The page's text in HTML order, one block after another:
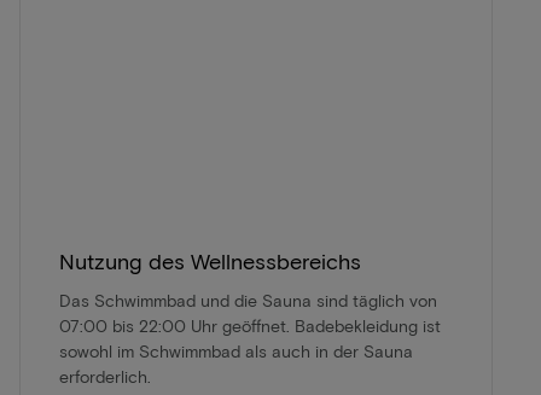
Nutzung des Wellnessbereichs
Das Schwimmbad und die Sauna sind täglich von
07:00 bis 22:00 Uhr geöffnet. Badebekleidung ist
sowohl im Schwimmbad als auch in der Sauna
erforderlich.